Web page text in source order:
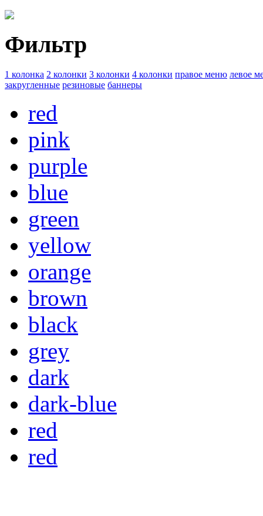
Фильтр
1 колонка 2 колонки 3 колонки 4 колонки правое меню левое
закругленные резиновые баннеры
red
pink
purple
blue
green
yellow
orange
brown
black
grey
dark
dark-blue
red
red